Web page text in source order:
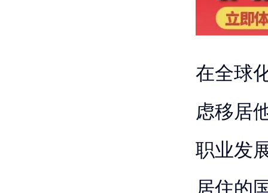
在全球
虑移居
职业发
居住的